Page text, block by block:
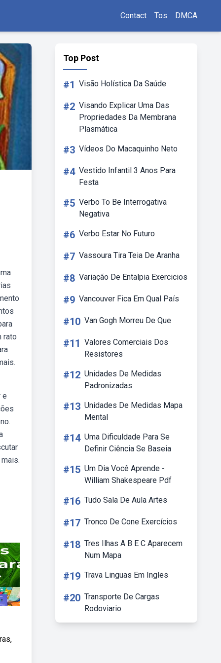
Contact Tos DMCA
rato
e
Top Post
#1 Visão Holística Da Saúde
#2 Visando Explicar Uma Das
Propriedades Da Membrana
Plasmática
#3 Vídeos Do Macaquinho Neto
#4 Vestido Infantil 3 Anos Para
Festa
#5 Verbo To Be Interrogativa
Negativa
#6 Verbo Estar No Futuro
#7 Vassoura Tira Teia De Aranha
#8 Variação De Entalpia Exercicios
#9 Vancouver Fica Em Qual País
#10 Van Gogh Morreu De Que
#11 Valores Comerciais Dos
Resistores
#12 Unidades De Medidas
Padronizadas
#13 Unidades De Medidas Mapa
Mental
#14 Uma Dificuldade Para Se
Definir Ciência Se Baseia
#15 Um Dia Você Aprende -
William Shakespeare Pdf
#16 Tudo Sala De Aula Artes
#17 Tronco De Cone Exercícios
#18 Tres Ilhas A B E C Aparecem
Num Mapa
#19 Trava Linguas Em Ingles
#20 Transporte De Cargas
Rodoviario